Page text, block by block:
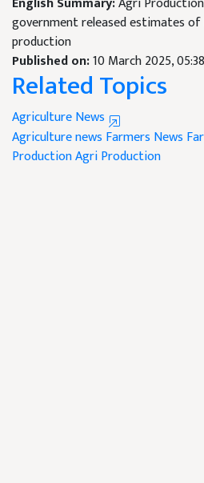
government released estimates of
production
Published on:10 March 2025,
Related Topics
Agriculture News
Agriculture news Farmers News
ProductionAgri Production